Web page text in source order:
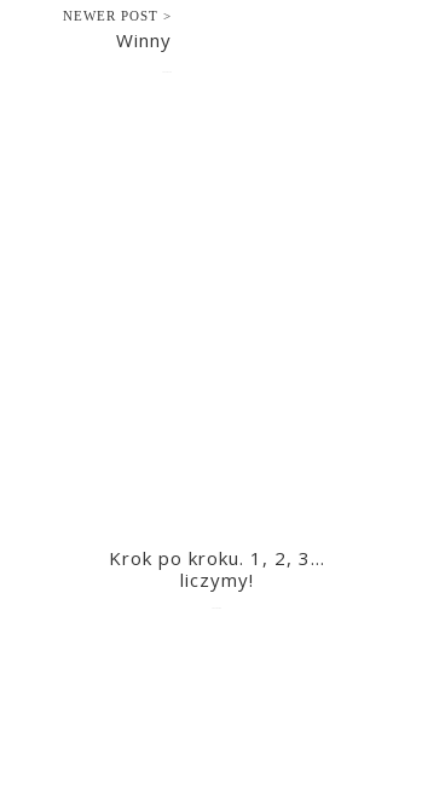
NEWER POST >
Winny
Krok po kroku. 1, 2, 3…
liczymy!